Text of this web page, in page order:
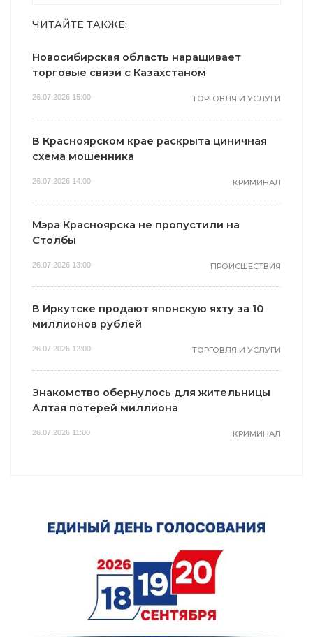
ЧИТАЙТЕ ТАКЖЕ:
Новосибирская область наращивает
торговые связи с Казахстаном
26.07.2026 15:00 ТОРГОВЛЯ И УСЛУГИ
В Красноярском крае раскрыта циничная
схема мошенника
26.07.2026 14:00 КРИМИНАЛ
Мэра Красноярска не пропустили на
Столбы
26.07.2026 13:00 ПРОИСШЕСТВИЯ
В Иркутске продают японскую яхту за 10
миллионов рублей
26.07.2026 12:00 ТОРГОВЛЯ И УСЛУГИ
Знакомство обернулось для жительницы
Алтая потерей миллиона
26.07.2026 11:00 КРИМИНАЛ